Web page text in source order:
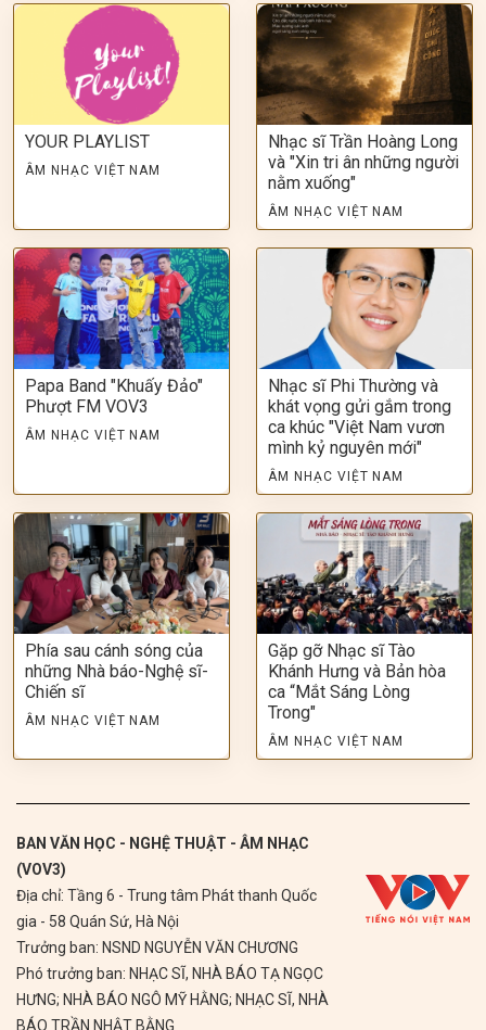
YOUR PLAYLIST
ÂM NHẠC VIỆT NAM
Nhạc sĩ Trần Hoàng Long
và "Xin tri ân những người
nằm xuống"
ÂM NHẠC VIỆT NAM
Papa Band "Khuấy Đảo"
Phượt FM VOV3
ÂM NHẠC VIỆT NAM
Nhạc sĩ Phi Thường và
khát vọng gửi gắm trong
ca khúc "Việt Nam vươn
mình kỷ nguyên mới"
ÂM NHẠC VIỆT NAM
Phía sau cánh sóng của
những Nhà báo-Nghệ sĩ-
Chiến sĩ
ÂM NHẠC VIỆT NAM
Gặp gỡ Nhạc sĩ Tào
Khánh Hưng và Bản hòa
ca “Mắt Sáng Lòng
Trong"
ÂM NHẠC VIỆT NAM
BAN VĂN HỌC - NGHỆ THUẬT - ÂM NHẠC
(VOV3)
Địa chỉ: Tầng 6 - Trung tâm Phát thanh Quốc
gia - 58 Quán Sứ, Hà Nội
Trưởng ban: NSND NGUYỄN VĂN CHƯƠNG
Phó trưởng ban: NHẠC SĨ, NHÀ BÁO TẠ NGỌC
HƯNG; NHÀ BÁO NGÔ MỸ HẰNG; NHẠC SĨ, NHÀ
BÁO TRẦN NHẬT BẰNG